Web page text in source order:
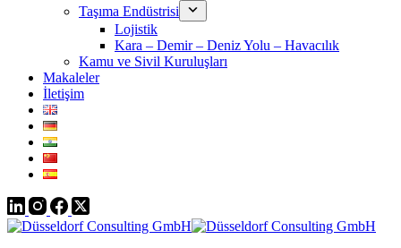
Taşıma Endüstrisi
Lojistik
Kara – Demir – Deniz Yolu – Havacılık
Kamu ve Sivil Kuruluşları
Makaleler
İletişim